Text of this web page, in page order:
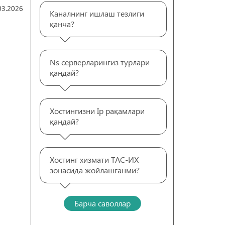
Каналнинг ишлаш тезлиги
қанча?
Ns серверларингиз турлари
қандай?
Хостингизни Ip рақамлари
қандай?
Хостинг хизмати ТАС-ИХ
зонасида жойлашганми?
Барча саволлар